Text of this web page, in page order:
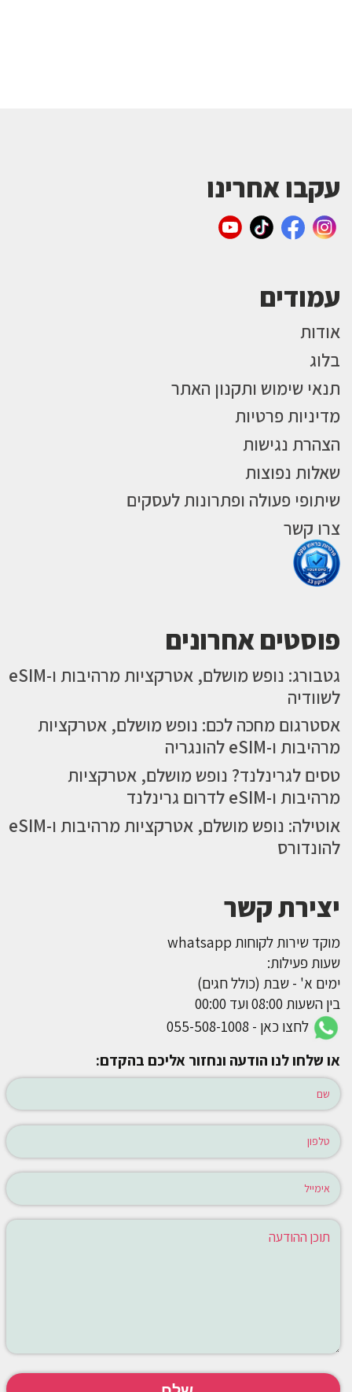
עקבו אחרינו
עמודים
אודות
בלוג
תנאי שימוש ותקנון האתר
מדיניות פרטיות
הצהרת נגישות
שאלות נפוצות
שיתופי פעולה ופתרונות לעסקים
צרו קשר
פוסטים אחרונים
גטבורג: נופש מושלם, אטרקציות מרהיבות ו-eSIM
לשוודיה
אסטרגום מחכה לכם: נופש מושלם, אטרקציות
מרהיבות ו-eSIM להונגריה
טסים לגרינלנד? נופש מושלם, אטרקציות
מרהיבות ו-eSIM לדרום גרינלנד
אוטילה: נופש מושלם, אטרקציות מרהיבות ו-eSIM
להונדורס
יצירת קשר
מוקד שירות לקוחות whatsapp
שעות פעילות:
ימים א' - שבת (כולל חגים)
בין השעות 08:00 ועד 00:00
לחצו כאן - 055-508-1008
או שלחו לנו הודעה ונחזור אליכם בהקדם: